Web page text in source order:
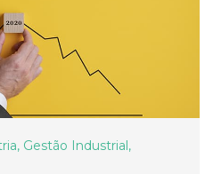
, Gestão Industrial ,